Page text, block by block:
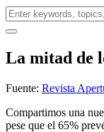
La mitad de
Fuente: Revista
Compartimos una
pese que el 65%